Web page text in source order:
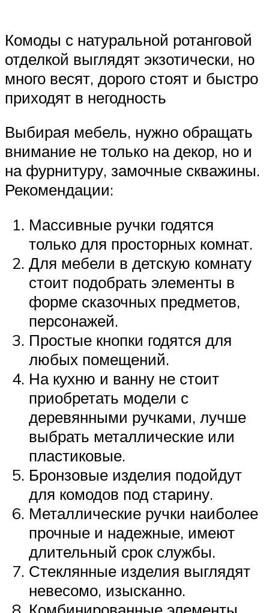
Комоды с натуральной ротанговой
отделкой выглядят экзотически, но
много весят, дорого стоят и быстро
приходят в негодность
Выбирая мебель, нужно обращать
внимание не только на декор, но и
на фурнитуру, замочные скважины.
Рекомендации:
Массивные ручки годятся
только для просторных комнат.
Для мебели в детскую комнату
стоит подобрать элементы в
форме сказочных предметов,
персонажей.
Простые кнопки годятся для
любых помещений.
На кухню и ванну не стоит
приобретать модели с
деревянными ручками, лучше
выбрать металлические или
пластиковые.
Бронзовые изделия подойдут
для комодов под старину.
Металлические ручки наиболее
прочные и надежные, имеют
длительный срок службы.
Стеклянные изделия выглядят
невесомо, изысканно.